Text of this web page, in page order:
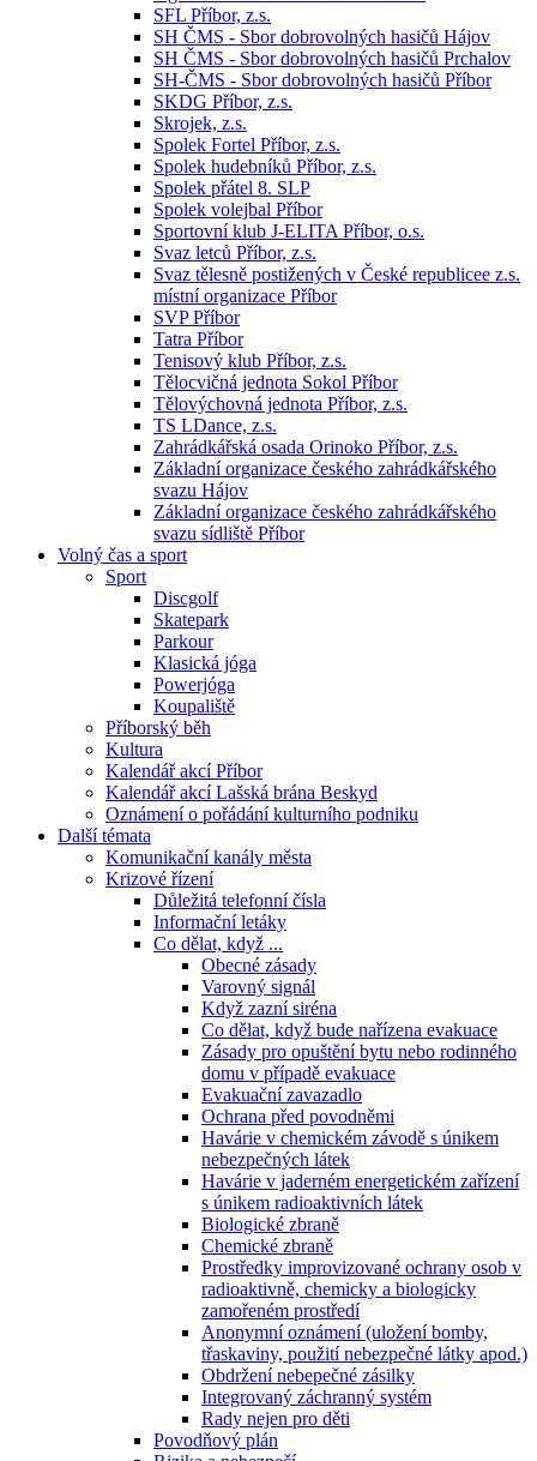
SFL Příbor, z.s.
SH ČMS - Sbor dobrovolných hasičů Hájov
SH ČMS - Sbor dobrovolných hasičů Prchalov
SH-ČMS - Sbor dobrovolných hasičů Příbor
SKDG Příbor, z.s.
Skrojek, z.s.
Spolek Fortel Příbor, z.s.
Spolek hudebníků Příbor, z.s.
Spolek přátel 8. SLP
Spolek volejbal Příbor
Sportovní klub J-ELITA Příbor, o.s.
Svaz letců Příbor, z.s.
Svaz tělesně postižených v České republicee z.s.
místní organizace Příbor
SVP Příbor
Tatra Příbor
Tenisový klub Příbor, z.s.
Tělocvičná jednota Sokol Příbor
Tělovýchovná jednota Příbor, z.s.
TS LDance, z.s.
Zahrádkářská osada Orinoko Příbor, z.s.
Základní organizace českého zahrádkářského
svazu Hájov
Základní organizace českého zahrádkářského
svazu sídliště Příbor
Volný čas a sport
Sport
Discgolf
Skatepark
Parkour
Klasická jóga
Powerjóga
Koupaliště
Příborský běh
Kultura
Kalendář akcí Příbor
Kalendář akcí Lašská brána Beskyd
Oznámení o pořádání kulturního podniku
Další témata
Komunikační kanály města
Krizové řízení
Důležitá telefonní čísla
Informační letáky
Co dělat, když ...
Obecné zásady
Varovný signál
Když zazní siréna
Co dělat, když bude nařízena evakuace
Zásady pro opuštění bytu nebo rodinného
domu v případě evakuace
Evakuační zavazadlo
Ochrana před povodněmi
Havárie v chemickém závodě s únikem
nebezpečných látek
Havárie v jaderném energetickém zařízení
s únikem radioaktivních látek
Biologické zbraně
Chemické zbraně
Prostředky improvizované ochrany osob v
radioaktivně, chemicky a biologicky
zamořeném prostředí
Anonymní oznámení (uložení bomby,
třaskaviny, použití nebezpečné látky apod.)
Obdržení nebepečné zásilky
Integrovaný záchranný systém
Rady nejen pro děti
Povodňový plán